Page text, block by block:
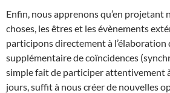
Enfin, nous apprenons qu’en projetant
choses, les êtres et les évènements
participons directement à l’élaboration
supplémentaire de coïncidences
simple fait de participer attentivement
jours, suffit à nous créer de nouvelles